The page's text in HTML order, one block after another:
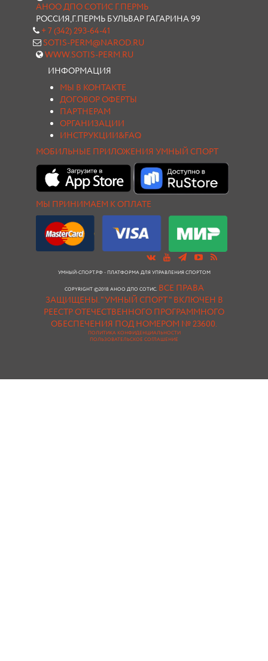
АНОО ДПО СОТИС Г.ПЕРМЬ
РОССИЯ,Г.ПЕРМЬ БУЛЬВАР ГАГАРИНА 99
+ 7 (342) 293-64-41
SOTIS-PERM@NAROD.RU
WWW.SOTIS-PERM.RU
ИНФОРМАЦИЯ
МЫ В КОНТАКТЕ
ДОГОВОР ОФЕРТЫ
ПАРТНЕРАМ
ОРГАНИЗАЦИИ
ИНСТРУКЦИИ&FAQ
МОБИЛЬНЫЕ ПРИЛОЖЕНИЯ УМНЫЙ СПОРТ
МЫ ПРИНИМАЕМ К ОПЛАТЕ
УМНЫЙ-СПОРТ.РФ - ПЛАТФОРМА ДЛЯ УПРАВЛЕНИЯ СПОРТОМ
COPYRIGHT ©2018 АНОО ДПО СОТИС. ВСЕ ПРАВА
ЗАЩИЩЕНЫ."УМНЫЙ СПОРТ " ВКЛЮЧЕН В
РЕЕСТР ОТЕЧЕСТВЕННОГО ПРОГРАММНОГО
ОБЕСПЕЧЕНИЯ ПОД НОМЕРОМ № 23600.
ПОЛИТИКА КОНФИДЕНЦИАЛЬНОСТИ
ПОЛЬЗОВАТЕЛЬСКОЕ СОГЛАШЕНИЕ